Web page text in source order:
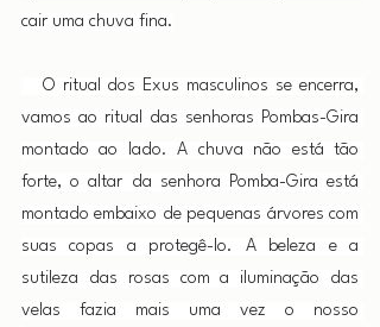
cair uma chuva fina.
O ritual dos Exus masculinos se encerra,
vamos ao ritual das senhoras Pombas-Gira
montado ao lado. A chuva não está tão
forte, o altar da senhora Pomba-Gira está
montado embaixo de pequenas árvores com
suas copas a protegê-lo. A beleza e a
sutileza das rosas com a iluminação das
velas fazia mais uma vez o nosso